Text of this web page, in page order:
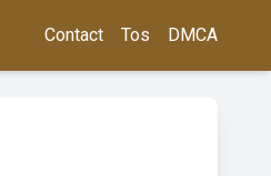
Contact Tos DMCA